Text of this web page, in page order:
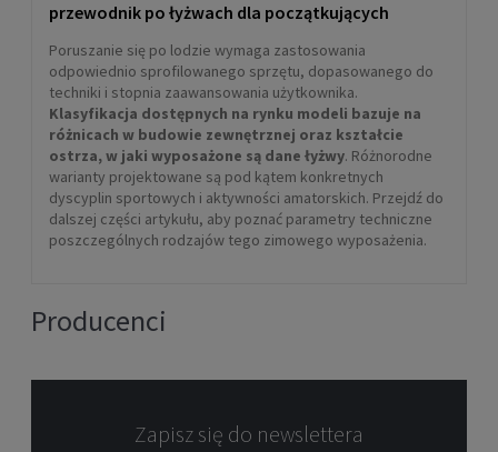
przewodnik po łyżwach dla początkujących
Poruszanie się po lodzie wymaga zastosowania
odpowiednio sprofilowanego sprzętu, dopasowanego do
techniki i stopnia zaawansowania użytkownika.
Klasyfikacja dostępnych na rynku modeli bazuje na
różnicach w budowie zewnętrznej oraz kształcie
ostrza, w jaki wyposażone są dane łyżwy. Różnorodne
warianty projektowane są pod kątem konkretnych
dyscyplin sportowych i aktywności amatorskich. Przejdź do
dalszej części artykułu, aby poznać parametry techniczne
poszczególnych rodzajów tego zimowego wyposażenia.
Producenci
Zapisz się do newslettera